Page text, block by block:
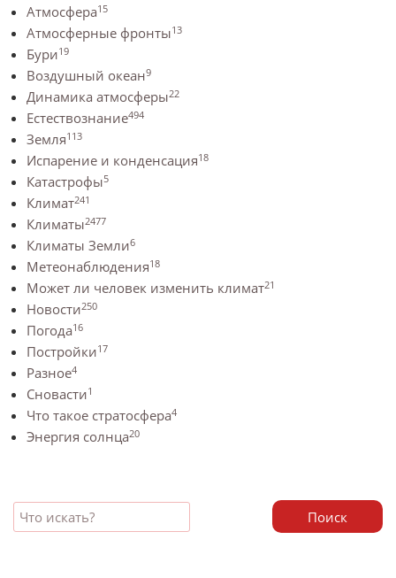
Атмосфера15
Атмосферные фронты13
Бури19
Воздушный океан9
Динамика атмосферы22
Естествознание494
Земля113
Испарение и конденсация18
Катастрофы5
Климат241
Климаты2477
Климаты Земли6
Метеонаблюдения18
Может ли человек изменить климат21
Новости250
Погода16
Постройки17
Разное4
Сновасти1
Что такое стратосфера4
Энергия солнца20
Поиск